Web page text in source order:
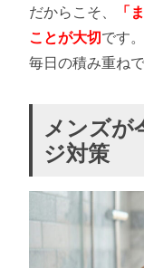
だからこそ、
「
ことが大切です。
毎日の積み重ね
メンズが
ジ対策